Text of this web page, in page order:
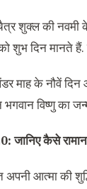
शुक्ल की
शुभ दिन मानते
माह के नौवें दिन
भगवान विष्णु का
जानिए कैसे
आत्मा की